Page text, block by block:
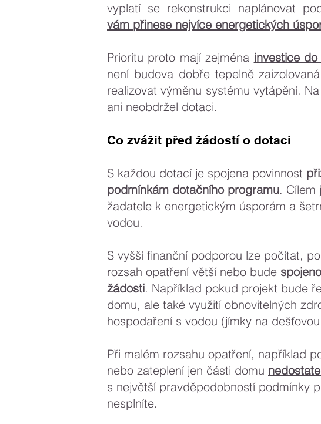
vyplatí se rekonstrukci naplánovat
vám přinese nejvíce energetických
Prioritu proto mají zejména investice
není budova dobře tepelně
realizovat výměnu systému vytápění.
ani neobdržel dotaci.
Co zvážit před žádostí o dotaci
S každou dotací je spojena povinnost
podmínkám dotačního programu. Cílem
žadatele k energetickým úsporám a
vodou.
S vyšší finanční podporou lze počítat,
rozsah opatření větší nebo bude
žádosti. Například pokud projekt bude
domu, ale také využití obnovitelných
hospodaření s vodou (jímky na
Při malém rozsahu opatření, například
nebo zateplení jen části domu
s největší pravděpodobností podmínky
nesplníte.